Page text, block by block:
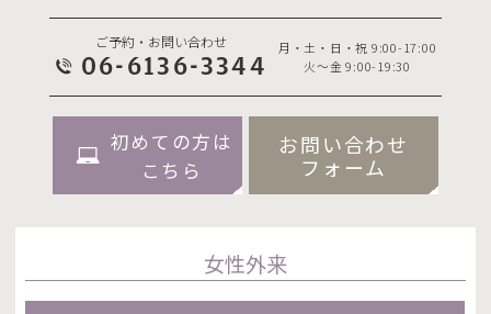
ご予約・お問い合わせ
06-6136-3344
月・土・日・祝 9:00-17:00
火～金 9:00-19:30
初めての方は
こちら
お問い合わせ
フォーム
女性外来